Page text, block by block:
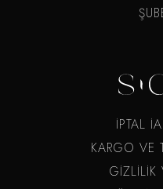
İPTAL
KARGO VE
GİZLİLİK